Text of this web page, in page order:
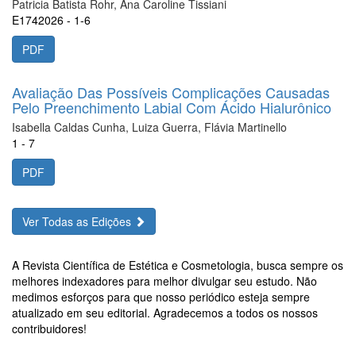
Patricia Batista Rohr, Ana Caroline Tissiani
E1742026 - 1-6
PDF
Avaliação Das Possíveis Complicações Causadas
Pelo Preenchimento Labial Com Ácido Hialurônico
Isabella Caldas Cunha, Luiza Guerra, Flávia Martinello
1 - 7
PDF
Ver Todas as Edições
A Revista Científica de Estética e Cosmetologia, busca sempre os
melhores indexadores para melhor divulgar seu estudo. Não
medimos esforços para que nosso periódico esteja sempre
atualizado em seu editorial. Agradecemos a todos os nossos
contribuidores!